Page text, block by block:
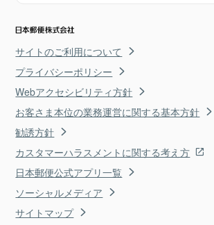
サイトのご利用について
プライバシーポリシー
Webアクセシビリティ方針
お客さま本位の業務運営に関する基本方針
勧誘方針
カスタマーハラスメントに関する考え方
日本郵便公式アプリ一覧
ソーシャルメディア
サイトマップ